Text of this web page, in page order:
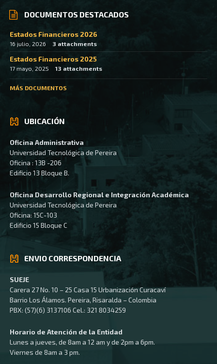
DOCUMENTOS DESTACADOS
Estados Financieros 2026
16 julio, 2026 3 attachments
Estados Financieros 2025
17 mayo, 2025 13 attachments
MÁS DOCUMENTOS
UBICACIÓN
Oficina Administrativa
Universidad Tecnológica de Pereira
Oficina : 13B -206
Edificio 13 Bloque B.
Oficina Desarrollo Regional e Integración Académica
Universidad Tecnológica de Pereira
Oficina: 15C-103
Edificio 15 Bloque C
ENVIO CORRESPONDENCIA
SUEJE
Carera 27 No. 10 – 25 Casa 15 Urbanización Curacaví
Barrio Los Álamos. Pereira, Risaralda – Colombia
PBX: (57)(6) 3137106 Cel.: 321 8034259
Horario de Atención de la Entidad
Lunes a jueves, de 8am a 12 am y de 2pm a 6pm.
Viernes de 8am a 3 pm.